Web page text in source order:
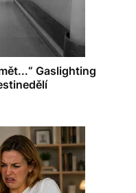
Gaslighting